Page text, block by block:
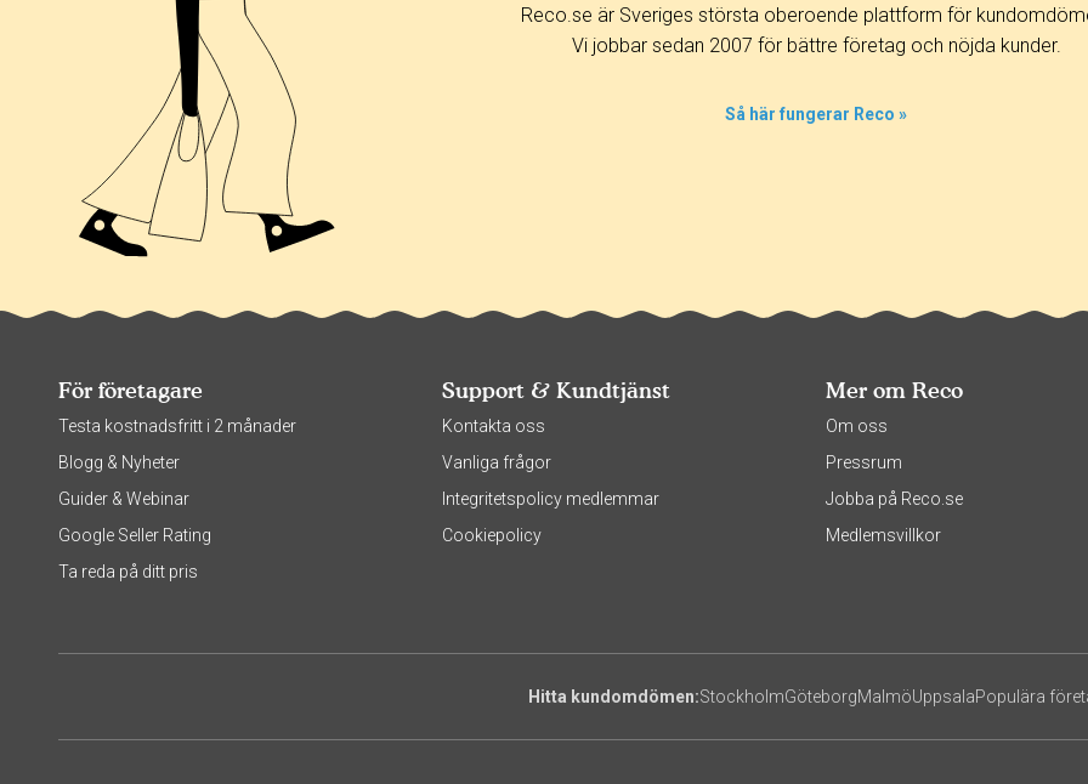
Reco.se är Sveriges största oberoende plattform för
Vi jobbar sedan 2007 för bättre företag och nöjda kunder.
Så här fungerar Reco »
För företagare
Testa kostnadsfritt i 2 månader
Blogg & Nyheter
Guider & Webinar
Google Seller Rating
Ta reda på ditt pris
Support & Kundtjänst
Kontakta oss
Vanliga frågor
Integritetspolicy medlemmar
Cookiepolicy
Mer om Reco
Om oss
Pressrum
Jobba på Reco.se
Medlemsvillkor
Hitta kundomdömen:StockholmGöteborgMalmöUppsalaPopulära